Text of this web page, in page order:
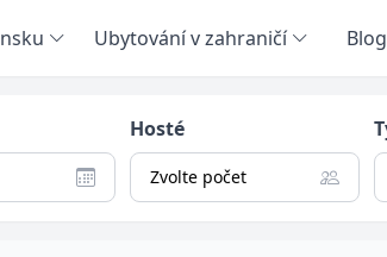
Ubytování v zahraničí Blog
Hosté
Zvolte počet